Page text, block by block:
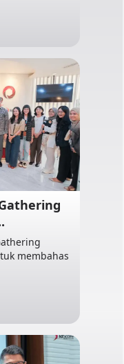
membahas